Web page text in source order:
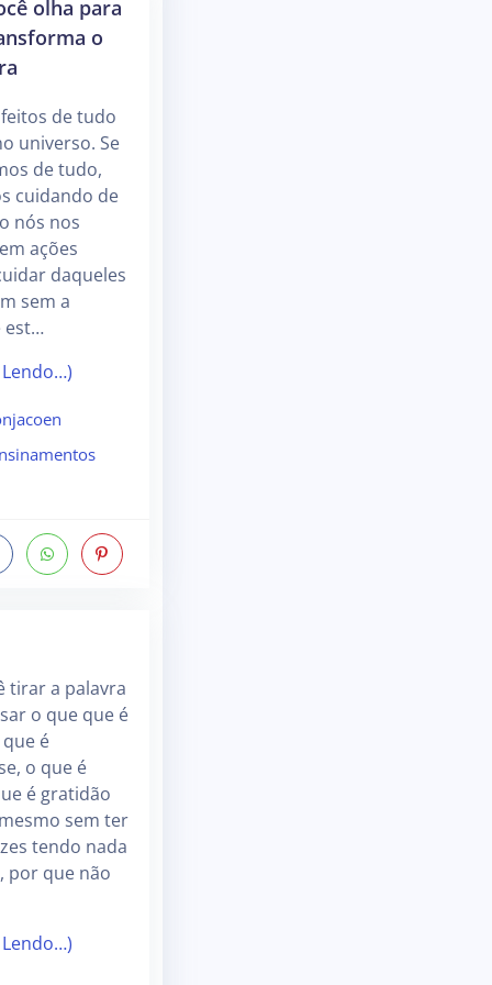
olha para
o
de tudo
universo. Se
de tudo,
cuidando de
nós nos
ações
daqueles
sem a
est…
tirar a palavra
o que que é
é
o que é
é gratidão
sem ter
tendo nada
por que não